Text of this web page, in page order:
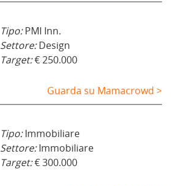
Tipo:PMI Inn.
Settore:Design
Target:€ 250.000
Guarda su Mamacrowd >
Tipo:Immobiliare
Settore:Immobiliare
Target:€ 300.000